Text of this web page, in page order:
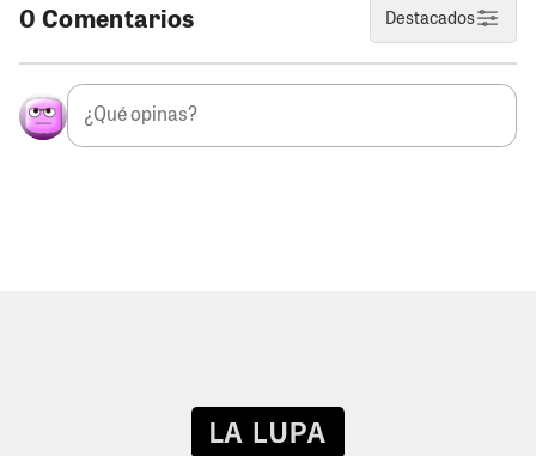
0 Comentarios Destacados